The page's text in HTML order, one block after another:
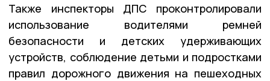
Также инспекторы ДПС проконтролировали
использование водителями ремней
безопасности и детских удерживающих
устройств, соблюдение детьми и подростками
правил дорожного движения на пешеходных